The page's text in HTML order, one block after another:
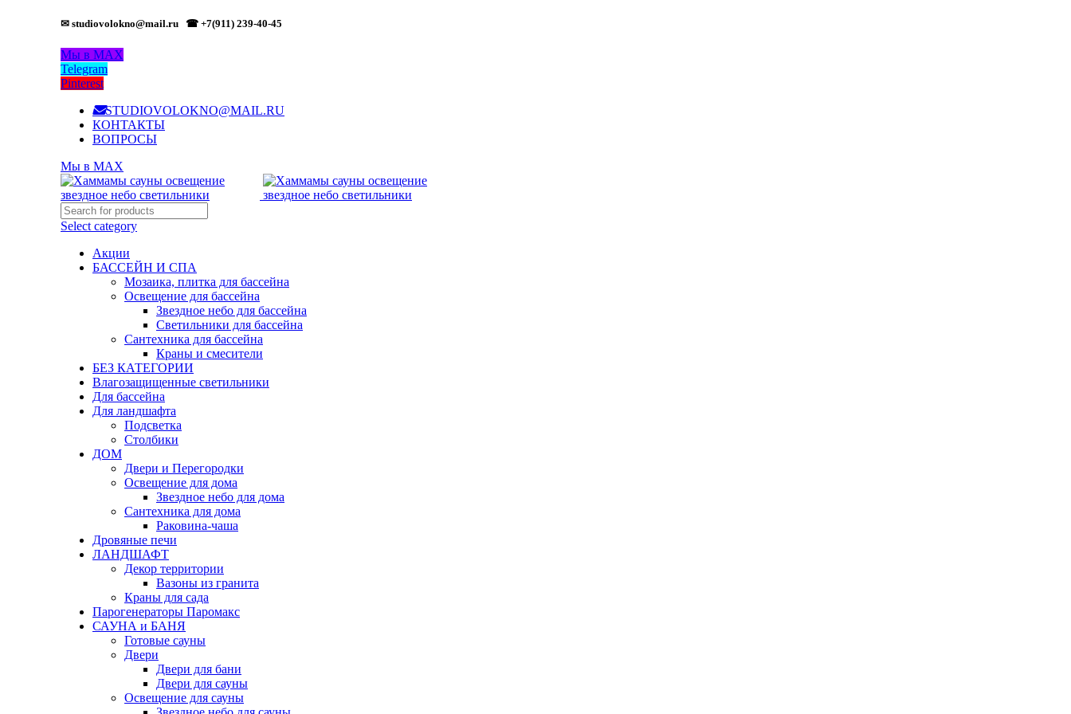
✉ studiovolokno@mail.ru ☎ +7(911) 239-40-45
Мы в MAX
Telegram
Pinterest
STUDIOVOLOKNO@MAIL.RU
КОНТАКТЫ
ВОПРОСЫ
Мы в MAX
Select category
Акции
БАССЕЙН И СПА
Мозаика, плитка для бассейна
Освещение для бассейна
Звездное небо для бассейна
Светильники для бассейна
Сантехника для бассейна
Краны и смесители
БЕЗ КАТЕГОРИИ
Влагозащищенные светильники
Для бассейна
Для ландшафта
Подсветка
Столбики
ДОМ
Двери и Перегородки
Освещение для дома
Звездное небо для дома
Сантехника для дома
Раковина-чаша
Дровяные печи
ЛАНДШАФТ
Декор территории
Вазоны из гранита
Краны для сада
Парогенераторы Паромакс
САУНА и БАНЯ
Готовые сауны
Двери
Двери для бани
Двери для сауны
Освещение для сауны